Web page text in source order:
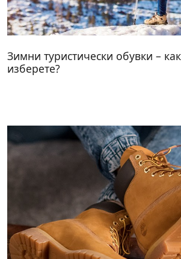
Зимни туристически обувки –
изберете?